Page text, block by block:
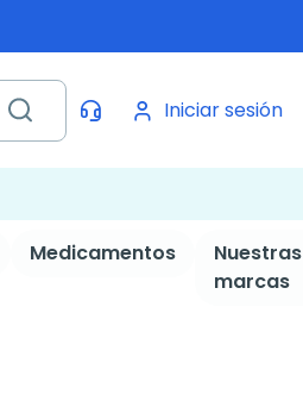
Iniciar sesión
Medicamentos
Nuestras
marcas